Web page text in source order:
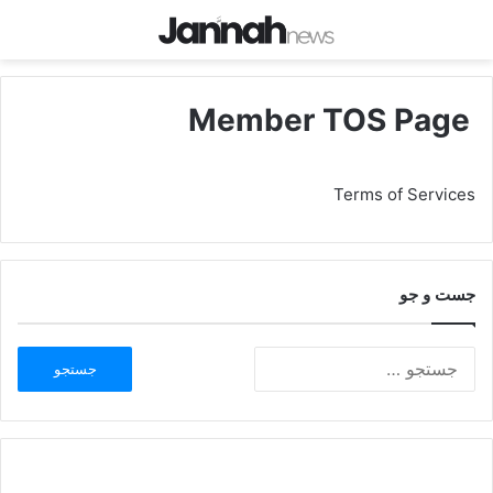
Member TOS Page
Terms of Services
جست و جو